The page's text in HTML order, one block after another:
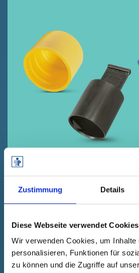
Zustimmung Details
Diese Webseite verwendet Cookies
Wir verwenden Cookies, um Inhalte
personalisieren, Funktionen für
zu können und die Zugriffe auf
KOSTENLOSE
Sie benötigen
Schutzstopfen aus
Normprogramm? Fordern